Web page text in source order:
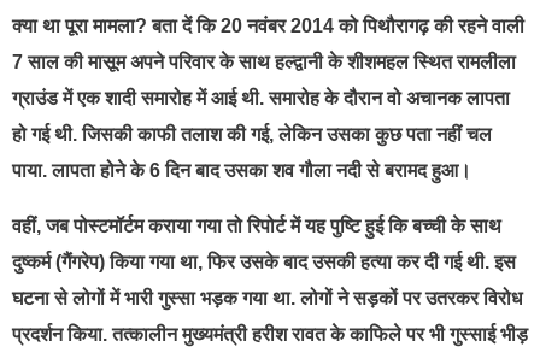
क्या था पूरा मामला? बता दें कि 20 नवंबर 2014 को पिथौरागढ़ की रहने वाली
7 साल की मासूम अपने परिवार के साथ हल्द्वानी के शीशमहल स्थित रामलीला
ग्राउंड में एक शादी समारोह में आई थी. समारोह के दौरान वो अचानक लापता
हो गई थी. जिसकी काफी तलाश की गई, लेकिन उसका कुछ पता नहीं चल
पाया. लापता होने के 6 दिन बाद उसका शव गौला नदी से बरामद हुआ।
वहीं, जब ​पोस्टमॉर्टम कराया गया तो रिपोर्ट में यह पुष्टि हुई कि बच्ची के साथ
दुष्कर्म (गैंगरेप) किया गया था, फिर उसके बाद उसकी हत्या कर दी गई थी. ​इस
घटना से लोगों में भारी गुस्सा भड़क गया था. लोगों ने सड़कों पर उतरकर विरोध
प्रदर्शन किया. तत्कालीन मुख्यमंत्री हरीश रावत के काफिले पर भी गुस्साई भीड़